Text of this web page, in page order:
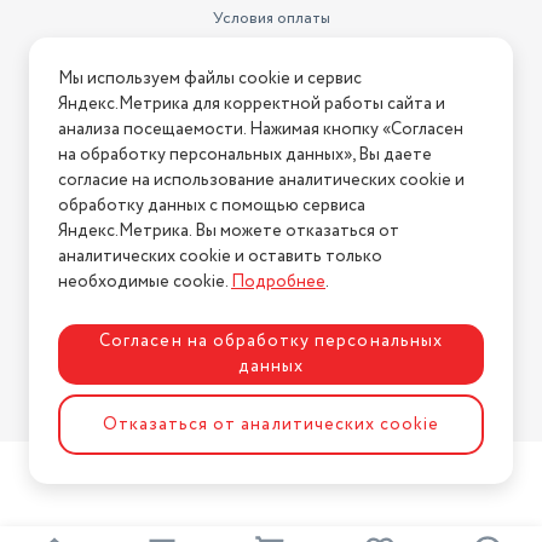
Условия оплаты
Условия возврата
Нашли ошибку на сайте? Напишите нам
2026 © Интернет-магазин "АстМаркет". У нас есть всё!
Политика конфиденциальности
Разработка сайтаASTDESIGN
Мы используем файлы cookie и сервис
Яндекс.Метрика для корректной работы сайта и
анализа посещаемости. Нажимая кнопку «Согласен
на обработку персональных данных», Вы даете
согласие на использование аналитических cookie и
обработку данных с помощью сервиса
Яндекс.Метрика. Вы можете отказаться от
аналитических cookie и оставить только
необходимые cookie.Подробнее.
Согласен на обработку персональных
данных
Отказаться от аналитических cookie